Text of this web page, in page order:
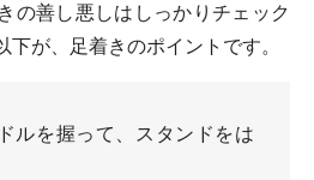
の善し悪しはしっかりチェック
下が、足着きのポイントです。
ルを握って、スタンドをは